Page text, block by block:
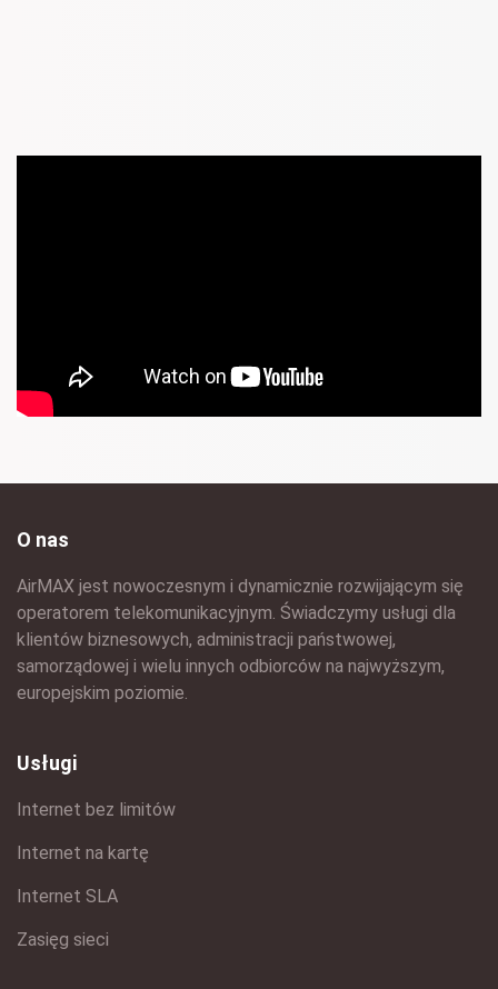
O nas
AirMAX jest nowoczesnym i dynamicznie rozwijającym się
operatorem telekomunikacyjnym. Świadczymy usługi dla
klientów biznesowych, administracji państwowej,
samorządowej i wielu innych odbiorców na najwyższym,
europejskim poziomie.
Usługi
Internet bez limitów
Internet na kartę
Internet SLA
Zasięg sieci